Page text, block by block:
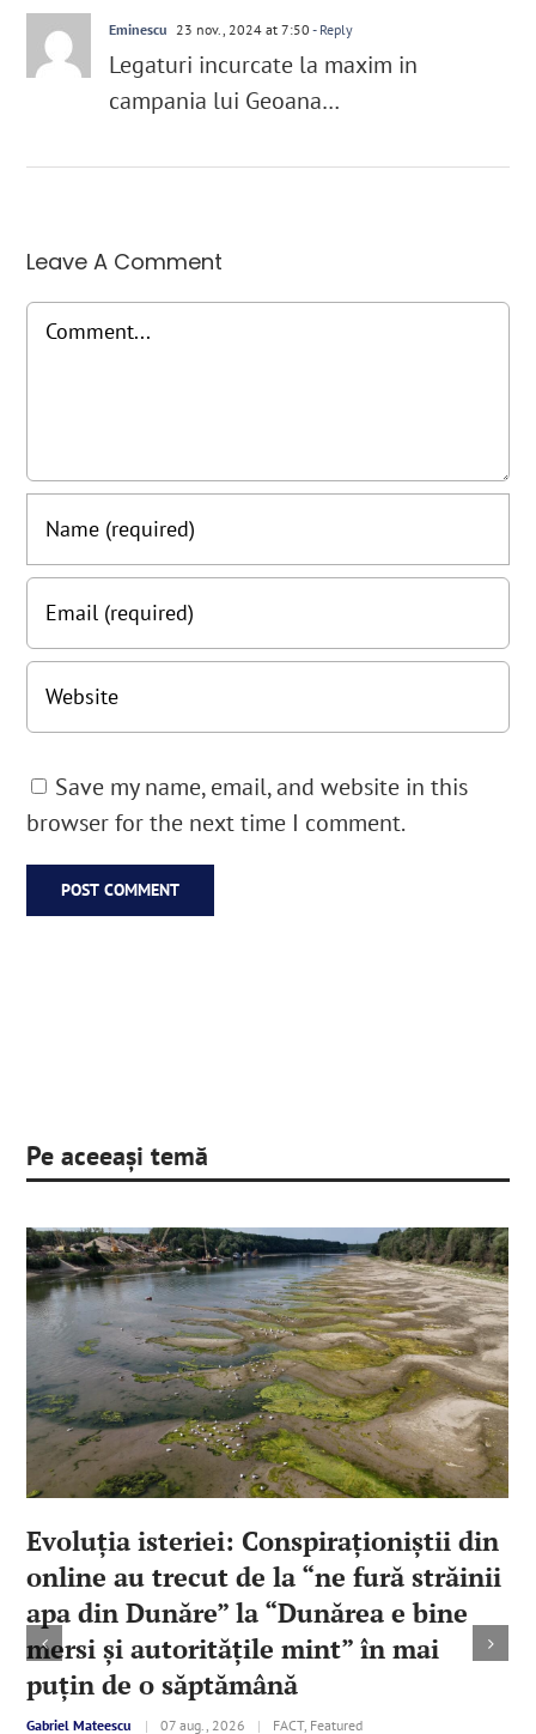
Eminescu 23 nov., 2024 at 7:50 - Reply
Legaturi incurcate la maxim in
campania lui Geoana…
Leave A Comment
Comment
Save my name, email, and website in this
browser for the next time I comment.
Pe aceeași temă
Evoluția isteriei: Conspiraționiștii din
online au trecut de la “ne fură străinii
apa din Dunăre” la “Dunărea e bine
mersi și autoritățile mint” în mai
puțin de o săptămână
Gabriel Mateescu | 07 aug., 2026 | FACT, Featured